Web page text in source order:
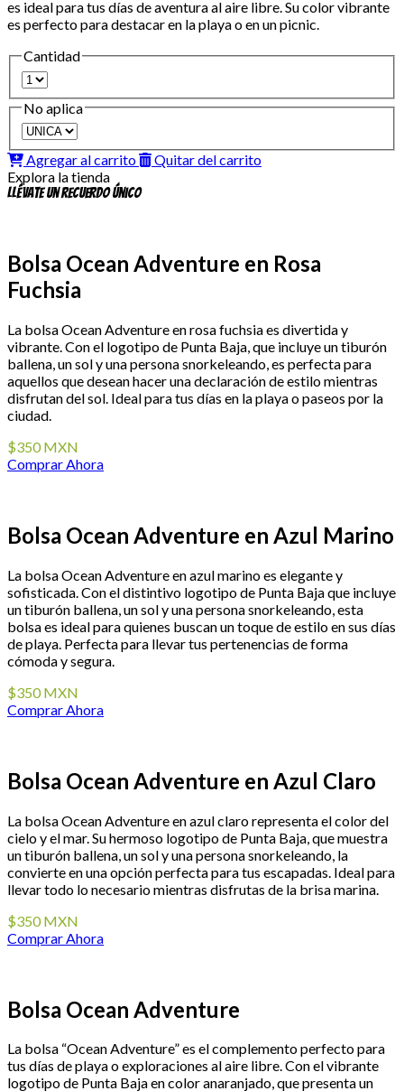
es ideal para tus días de aventura al aire libre. Su color vibrante
es perfecto para destacar en la playa o en un picnic.
Cantidad
No aplica
Agregar al carrito
Quitar del carrito
Explora la tienda
Llévate un recuerdo único
Bolsa Ocean Adventure en Rosa
Fuchsia
La bolsa Ocean Adventure en rosa fuchsia es divertida y
vibrante. Con el logotipo de Punta Baja, que incluye un tiburón
ballena, un sol y una persona snorkeleando, es perfecta para
aquellos que desean hacer una declaración de estilo mientras
disfrutan del sol. Ideal para tus días en la playa o paseos por la
ciudad.
$350 MXN
Comprar Ahora
Bolsa Ocean Adventure en Azul Marino
La bolsa Ocean Adventure en azul marino es elegante y
sofisticada. Con el distintivo logotipo de Punta Baja que incluye
un tiburón ballena, un sol y una persona snorkeleando, esta
bolsa es ideal para quienes buscan un toque de estilo en sus días
de playa. Perfecta para llevar tus pertenencias de forma
cómoda y segura.
$350 MXN
Comprar Ahora
Bolsa Ocean Adventure en Azul Claro
La bolsa Ocean Adventure en azul claro representa el color del
cielo y el mar. Su hermoso logotipo de Punta Baja, que muestra
un tiburón ballena, un sol y una persona snorkeleando, la
convierte en una opción perfecta para tus escapadas. Ideal para
llevar todo lo necesario mientras disfrutas de la brisa marina.
$350 MXN
Comprar Ahora
Bolsa Ocean Adventure
La bolsa “Ocean Adventure” es el complemento perfecto para
tus días de playa o exploraciones al aire libre. Con el vibrante
logotipo de Punta Baja en color anaranjado, que presenta un